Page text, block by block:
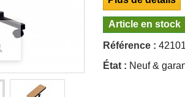
Article en stock
Référence :
État : Neuf &